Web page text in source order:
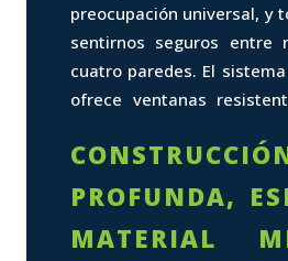
preocupación universal, y
sentirnos seguros entre
cuatro paredes. El
ofrece ventanas
PROFUNDA,
MATERIAL